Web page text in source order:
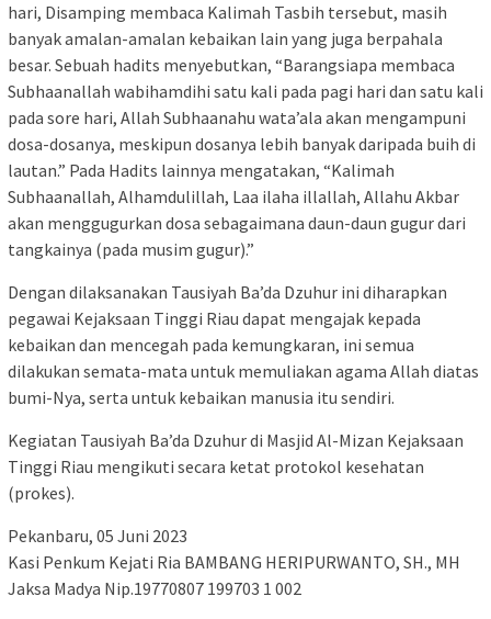
hari, Disamping membaca Kalimah Tasbih tersebut, masih
banyak amalan-amalan kebaikan lain yang juga berpahala
besar. Sebuah hadits menyebutkan, “Barangsiapa membaca
Subhaanallah wabihamdihi satu kali pada pagi hari dan satu kali
pada sore hari, Allah Subhaanahu wata’ala akan mengampuni
dosa-dosanya, meskipun dosanya lebih banyak daripada buih di
lautan.” Pada Hadits lainnya mengatakan, “Kalimah
Subhaanallah, Alhamdulillah, Laa ilaha illallah, Allahu Akbar
akan menggugurkan dosa sebagaimana daun-daun gugur dari
tangkainya (pada musim gugur).”
Dengan dilaksanakan Tausiyah Ba’da Dzuhur ini diharapkan
pegawai Kejaksaan Tinggi Riau dapat mengajak kepada
kebaikan dan mencegah pada kemungkaran, ini semua
dilakukan semata-mata untuk memuliakan agama Allah diatas
bumi-Nya, serta untuk kebaikan manusia itu sendiri.
Kegiatan Tausiyah Ba’da Dzuhur di Masjid Al-Mizan Kejaksaan
Tinggi Riau mengikuti secara ketat protokol kesehatan
(prokes).
Pekanbaru, 05 Juni 2023
Kasi Penkum Kejati Ria BAMBANG HERIPURWANTO, SH., MH
Jaksa Madya Nip.19770807 199703 1 002